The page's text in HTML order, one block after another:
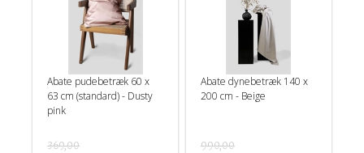
Abate pudebetræk 60 x
63 cm (standard) - Dusty
pink
369,00
Abate dynebetræk 140 x
200 cm - Beige
990,00